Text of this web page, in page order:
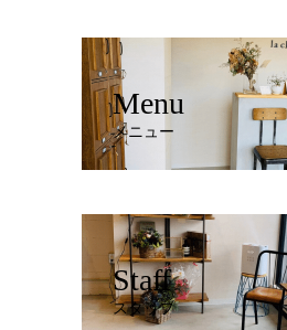
Menu
メニュー
Staff
スタッフ